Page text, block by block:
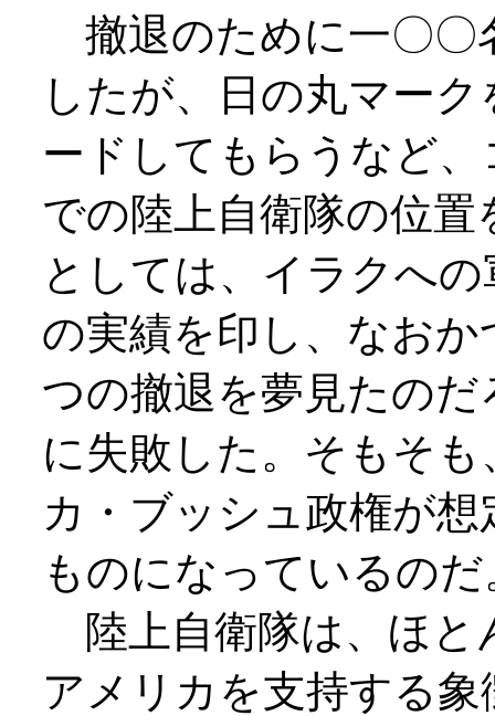
撤退のために一〇〇
したが、日の丸マー
ードしてもらうなど
での陸上自衛隊の位
としては、イラクへ
の実績を印し、なお
つの撤退を夢見たの
に失敗した。そもそ
カ・ブッシュ政権が
ものになっているのだ
陸上自衛隊は、ほと
アメリカを支持する